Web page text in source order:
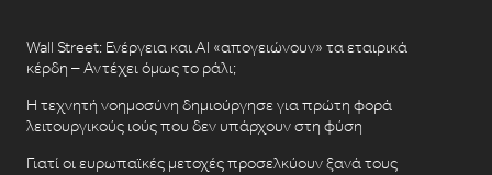
Wall Street: Ενέργεια και AI «απογειώνουν» τα εταιρικά
κέρδη – Αντέχει όμως το ράλι;
Η τεχνητή νοημοσύνη δημιούργησε για πρώτη φορά
λειτουργικούς ιούς που δεν υπάρχουν στη φύση
Γιατί οι ευρωπαϊκές μετοχές προσελκύουν ξανά τους